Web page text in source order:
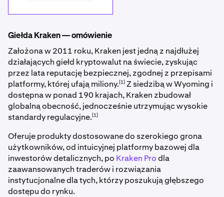
Giełda Kraken — omówienie
Założona w 2011 roku, Kraken jest jedną z najdłużej
działających giełd kryptowalut na świecie, zyskując
przez lata reputację bezpiecznej, zgodnej z przepisami
platformy, której ufają miliony.[1] Z siedzibą w Wyoming i
dostępna w ponad 190 krajach, Kraken zbudował
globalną obecność, jednocześnie utrzymując wysokie
standardy regulacyjne.[1]
Oferuje produkty dostosowane do szerokiego grona
użytkowników, od intuicyjnej platformy bazowej dla
inwestorów detalicznych, po Kraken Prodla
zaawansowanych traderów i rozwiązania
instytucjonalne dla tych, którzy poszukują głębszego
dostępu do rynku.